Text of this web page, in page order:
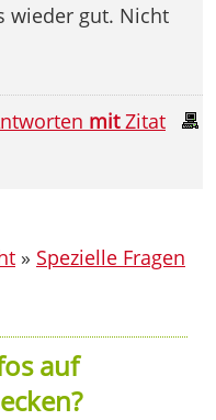
wieder gut. Nicht
mitZitat
» Spezielle Fragen
auf